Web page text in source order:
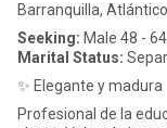
Barranquilla,
Seeking: Male 48 - 64
Marital Status:
✨ Elegante y madura
Profesional de la